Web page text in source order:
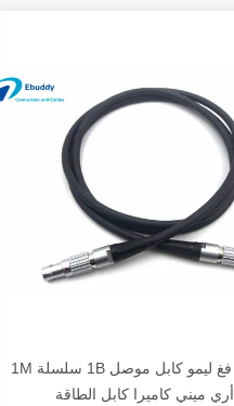
فغ إلى فغ ليمو كابل موصل 1B سلسلة 1M
أري ميني كاميرا كابل الطاقة